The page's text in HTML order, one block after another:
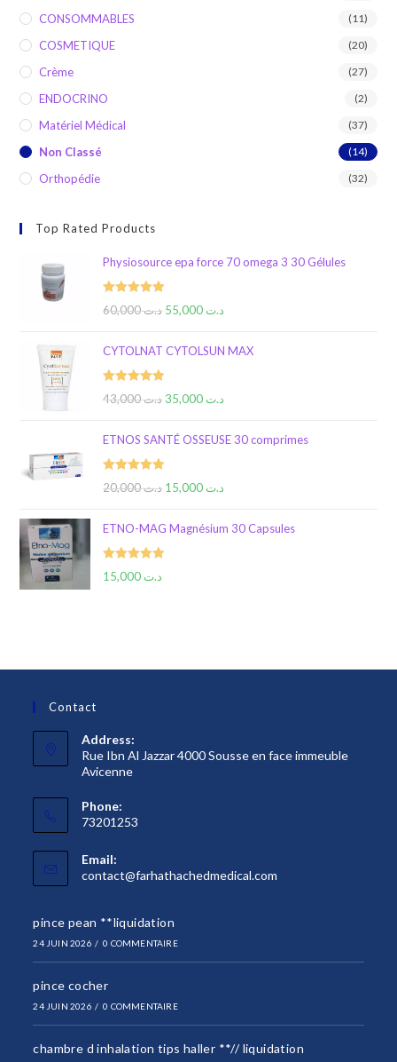
CONSOMMABLES (11)
COSMETIQUE (20)
Crème (27)
ENDOCRINO (2)
Matériel Médical (37)
Non Classé (14)
Orthopédie (32)
Top Rated Products
Physiosource epa force 70 omega 3 30 Gélules
Rated 5.00د.ت60,000 د.ت
CYTOLNAT CYTOLSUN MAX
Rated 5.00د.ت43,000 د.ت
ETNOS SANTÉ OSSEUSE 30 comprimes
Rated 5.00د.ت20,000 د.ت
ETNO-MAG Magnésium 30 Capsules
Rated 5.00د.ت
Contact
Address:
Rue Ibn Al Jazzar 4000 Sousse en face immeuble
Avicenne
Phone:
73201253
Email:
contact@farhathachedmedical.com
pince pean **liquidation
24 JUIN 2026 / 0 COMMENTAIRE
pince cocher
24 JUIN 2026 / 0 COMMENTAIRE
chambre d inhalation tips haller **// liquidation